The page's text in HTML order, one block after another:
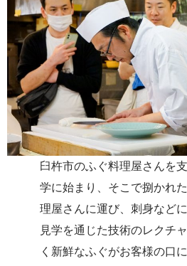
臼杵市のふぐ料理屋さんを
学に始まり、そこで捌かれ
理屋さんに運び、刺身など
見学を通じた技術のレクチ
く新鮮なふぐがお客様の口